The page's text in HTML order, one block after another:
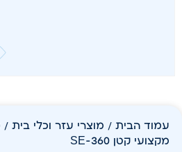
עמוד הבית / מוצרי עזר וכלי בית /
מקצועי קטן SE-360